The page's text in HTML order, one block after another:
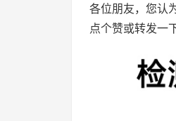
各位朋友，您认
点个赞或转发一下